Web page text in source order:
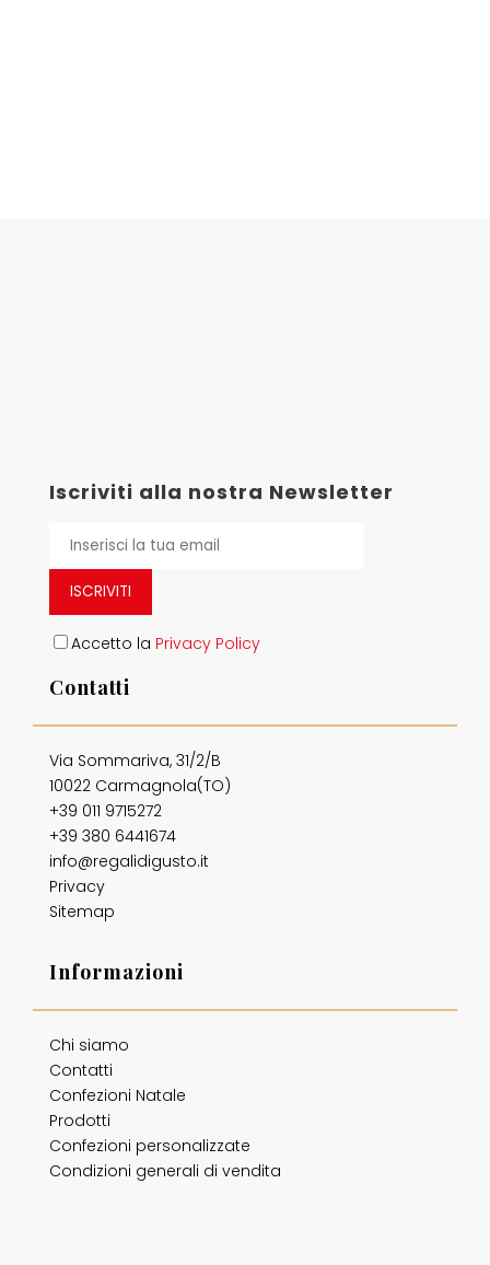
Iscriviti alla nostra Newsletter
ISCRIVITI
Accetto la Privacy Policy
Contatti
Via Sommariva, 31/2/B
10022 Carmagnola(TO)
+39 011 9715272
+39 380 6441674
info@regalidigusto.it
Privacy
Sitemap
Informazioni
Chi siamo
Contatti
Confezioni Natale
Prodotti
Confezioni personalizzate
Condizioni generali di vendita